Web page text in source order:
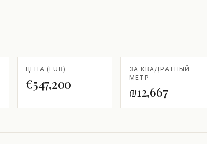
ЦЕНА (EUR)
€547,200
ЗА КВАДРАТНЫЙ
МЕТР
₪12,667